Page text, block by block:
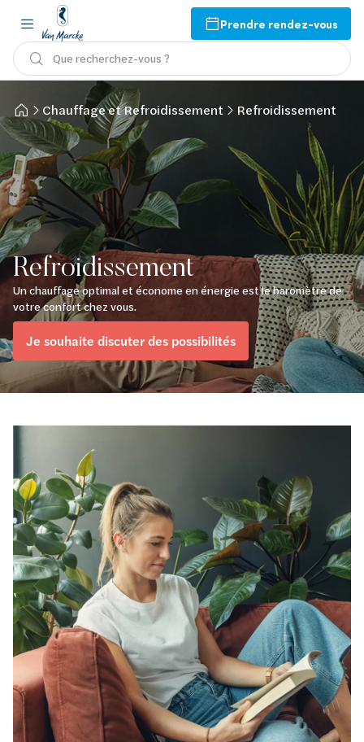
Prendre rendez-vous
Que recherchez-vous ?
Chauffage et Refroidissement Refroidissement
Refroidissement
Un chauffage optimal et économe en énergie est le baromètre de
votre confort chez vous.
Je souhaite discuter des possibilités